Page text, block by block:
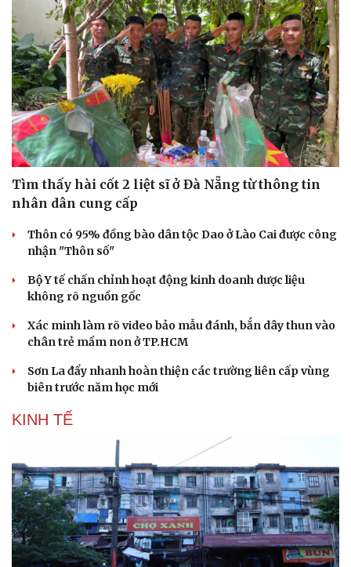
Tìm thấy hài cốt 2 liệt sĩ ở Đà Nẵng từ thông tin
nhân dân cung cấp
Thôn có 95% đồng bào dân tộc Dao ở Lào Cai được công
nhận "Thôn số"
Bộ Y tế chấn chỉnh hoạt động kinh doanh dược liệu
không rõ nguồn gốc
Xác minh làm rõ video bảo mẫu đánh, bắn dây thun vào
chân trẻ mầm non ở TP.HCM
Sơn La đẩy nhanh hoàn thiện các trường liên cấp vùng
biên trước năm học mới
KINH TẾ